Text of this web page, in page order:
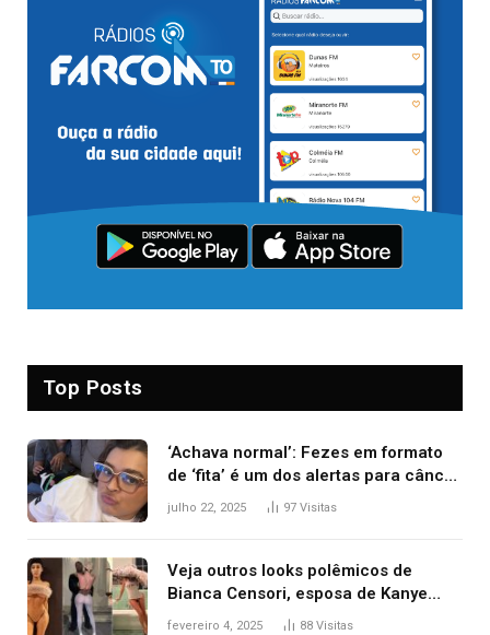
Top Posts
‘Achava normal’: Fezes em formato
de ‘fita’ é um dos alertas para câncer
colorretal; relembre fala de Preta Gil
julho 22, 2025 97 Visitas
Veja outros looks polêmicos de
Bianca Censori, esposa de Kanye
West que apareceu nua no Grammy
fevereiro 4, 2025 88 Visitas